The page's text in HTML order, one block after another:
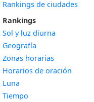
Rankings de ciudades
Rankings
Sol y luz diurna
Geografía
Zonas horarias
Horarios de oración
Luna
Tiempo